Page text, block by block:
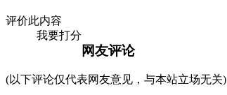
评价此内容
我要打分
网友评论
(以下评论仅代表网友意见，与本站立场无关)